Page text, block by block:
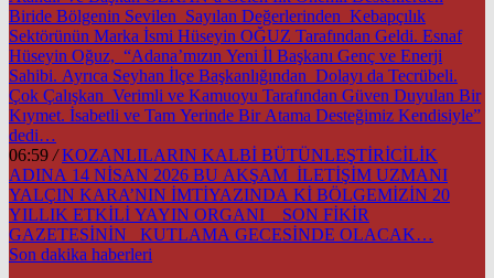
Biride Bölgenin Sevilen Sayılan Değerlerinden Kebapçılık
Sektörünün Marka İsmi Hüseyin OĞUZ Tarafından Geldi. Esnaf
Hüseyin Oğuz, “Adana’mızın Yeni İl Başkanı Genç ve Enerji
Sahibi. Ayrıca Seyhan İlçe Başkanlığından Dolayı da Tecrübeli.
Çok Çalışkan Verimli ve Kamuoyu Tarafından Güven Duyulan Bir
Kıymet. İsabetli ve Tam Yerinde Bir Atama Desteğimiz Kendisiyle”
dedi…
06:59 / KOZANLILARIN KALBİ BÜTÜNLEŞTİRİCİLİK
ADINA 14 NİSAN 2026 BU AKŞAM İLETİŞİM UZMANI
YALÇIN KARA’NIN İMTİYAZINDA Kİ BÖLGEMİZİN 20
YILLIK ETKİLİ YAYIN ORGANI SON FİKİR
GAZETESİNİN KUTLAMA GECESİNDE OLACAK…
Son dakika haberleri